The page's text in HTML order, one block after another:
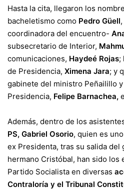
Hasta la cita, llegaron los
bacheletismo como Pedro Güell
coordinadora del encuentro-
subsecretario de Interior,
comunicaciones, Haydeé Rojas;
de Presidencia, Ximena Jara; y
gabinete del ministro Peñailillo
Presidencia, Felipe Barnachea,
Además, dentro de los
PS, Gabriel Osorio, quien es
ex Presidenta, tras su salida del
hermano Cristóbal, han sido los
Partido Socialista en diversas
Contraloría y el Tribunal